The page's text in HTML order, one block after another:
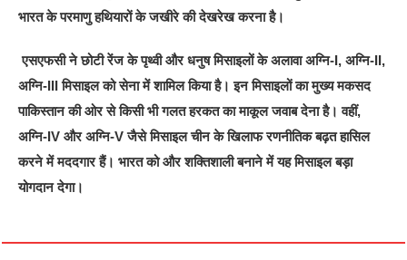
भारत के परमाणु हथियारों के जखीरे की देखरेख करना है।
एसएफसी ने छोटी रेंज के पृथ्वी और धनुष मिसाइलों के अलावा अग्नि-I, अग्नि-II,
अग्नि-III मिसाइल को सेना में शामिल किया है। इन मिसाइलों का मुख्य मकसद
पाकिस्तान की ओर से किसी भी गलत हरकत का माकूल जवाब देना है। वहीं,
अग्नि-IV और अग्नि-V जैसे मिसाइल चीन के खिलाफ रणनीतिक बढ़त हासिल
करने में मददगार हैं। भारत को और शक्तिशाली बनाने में यह मिसाइल बड़ा
योगदान देगा।